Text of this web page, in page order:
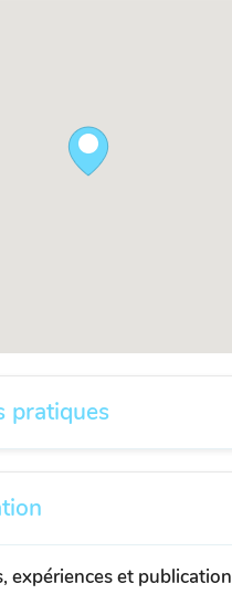
pratiques
expériences et publication